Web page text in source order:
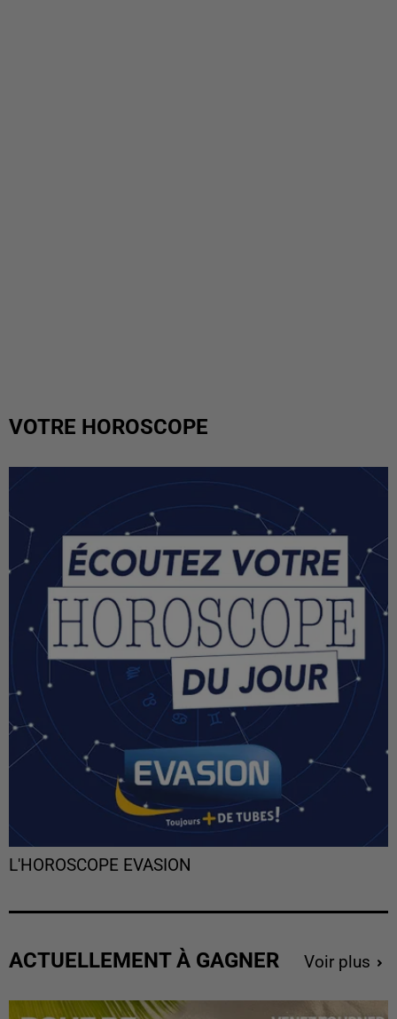
VOTRE HOROSCOPE
L'HOROSCOPE EVASION
ACTUELLEMENT À GAGNER Voir plus